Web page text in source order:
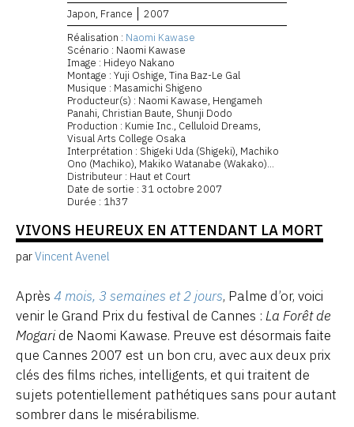
Japon, France
2007
Réalisation : Naomi Kawase
Scénario : Naomi Kawase
Image : Hideyo Nakano
Montage : Yuji Oshige, Tina Baz-Le Gal
Musique : Masamichi Shigeno
Producteur(s) : Naomi Kawase, Hengameh
Panahi, Christian Baute, Shunji Dodo
Production : Kumie Inc., Celluloid Dreams,
Visual Arts College Osaka
Interprétation : Shigeki Uda (Shigeki), Machiko
Ono (Machiko), Makiko Watanabe (Wakako)...
Distributeur : Haut et Court
Date de sortie : 31 octobre 2007
Durée : 1h37
VIVONS HEUREUX EN ATTENDANT LA MORT
parVincent Avenel
Après 4 mois, 3 semaines et 2 jours, Palme d’or, voici
venir le Grand Prix du festival de Cannes : La Forêt de
Mogaride Naomi Kawase. Preuve est désormais faite
que Cannes 2007 est un bon cru, avec aux deux prix
clés des films riches, intelligents, et qui traitent de
sujets potentiellement pathétiques sans pour autant
sombrer dans le misérabilisme.